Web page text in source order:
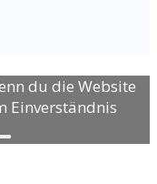
du die Website
Einverständnis